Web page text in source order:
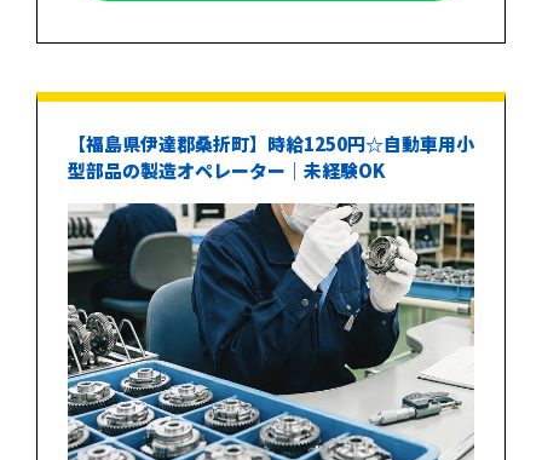
【福島県伊達郡桑折町】時給1250円☆自動車用小
型部品の製造オペレーター｜未経験OK